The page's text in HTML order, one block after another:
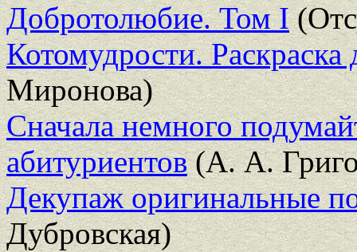
Добротолюбие. Том I
Котомудрости. Раскраска
Миронова)
Сначала немного
абитуриентов(А. А.
Декупаж оригинальные
Дубровская)